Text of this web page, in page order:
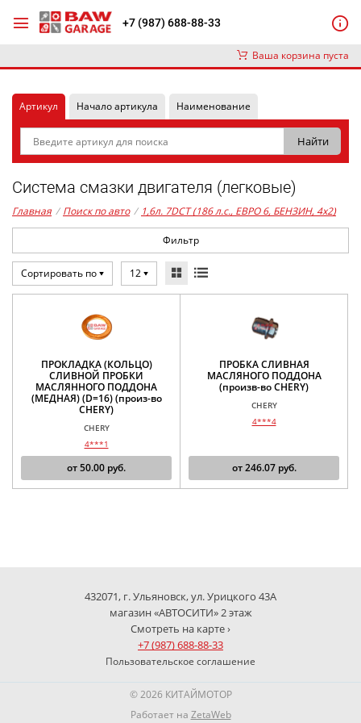
+7 (987) 688-88-33
Ваша корзина пуста
Артикул Начало артикула Наименование
Система смазки двигателя (легковые)
Главная / Поиск по авто / 1,6л. 7DCT (186 л.с., ЕВРО 6, БЕНЗИН, 4x2)
Фильтр
Сортировать по 12
ПРОКЛАДКА (КОЛЬЦО)
СЛИВНОЙ ПРОБКИ
МАСЛЯННОГО ПОДДОНА
(МЕДНАЯ) (D=16) (произ-во
CHERY)
CHERY
4***1
от50.00 руб.
ПРОБКА СЛИВНАЯ
МАСЛЯНОГО ПОДДОНА
(произв-во CHERY)
CHERY
4***4
от246.07руб.
432071, г. Ульяновск, ул. Урицкого 43А
магазин «АВТОСИТИ» 2 этаж
Смотреть на карте ›
+7 (987) 688-88-33
Пользовательское соглашение
© 2026 КИТАЙМОТОР
Работает на ZetaWeb